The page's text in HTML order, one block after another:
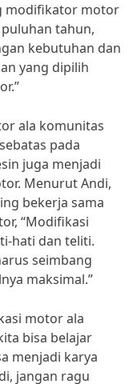
modifikator motor
tahun,
kebutuhan dan
yang dipilih
ala komunitas
pada
juga menjadi
Menurut Andi,
bekerja sama
“Modifikasi
hati dan teliti.
seimbang
maksimal.”
motor ala
bisa belajar
menjadi karya
jangan ragu